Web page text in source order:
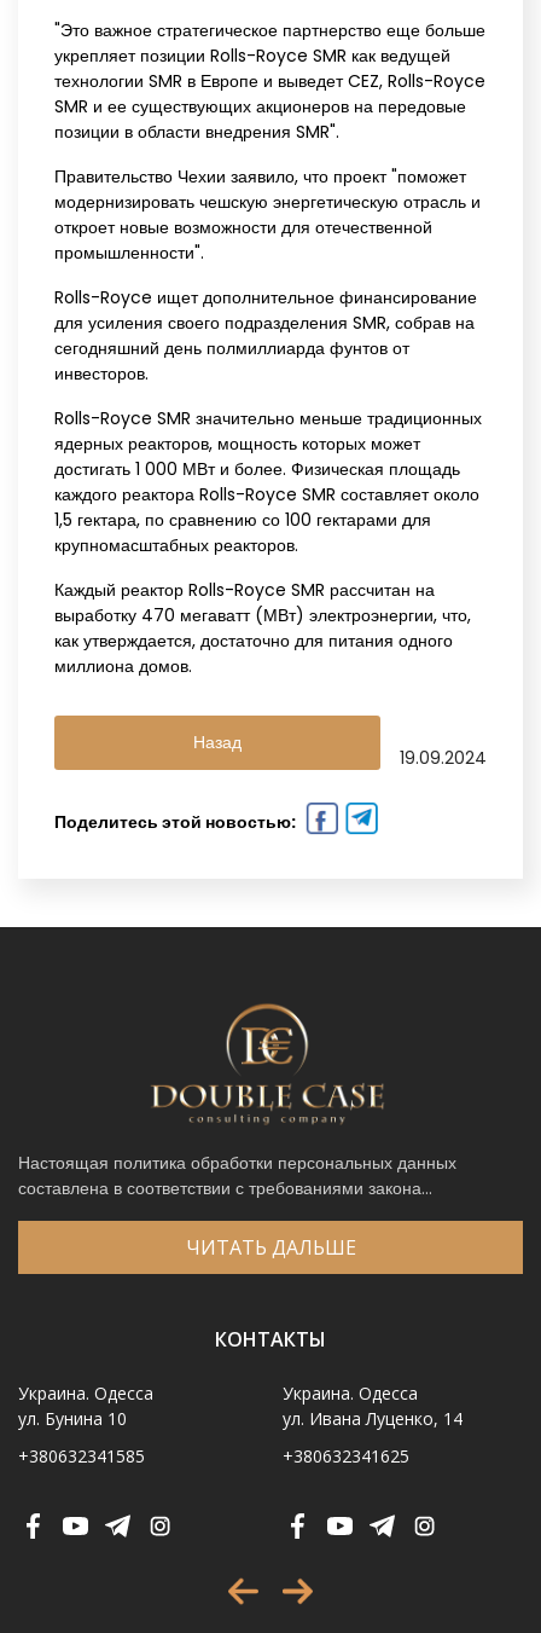
"Это важное стратегическое партнерство еще больше
укрепляет позиции Rolls-Royce SMR как ведущей
технологии SMR в Европе и выведет CEZ, Rolls-Royce
SMR и ее существующих акционеров на передовые
позиции в области внедрения SMR".
Правительство Чехии заявило, что проект "поможет
модернизировать чешскую энергетическую отрасль и
откроет новые возможности для отечественной
промышленности".
Rolls-Royce ищет дополнительное финансирование
для усиления своего подразделения SMR, собрав на
сегодняшний день полмиллиарда фунтов от
инвесторов.
Rolls-Royce SMR значительно меньше традиционных
ядерных реакторов, мощность которых может
достигать 1 000 МВт и более. Физическая площадь
каждого реактора Rolls-Royce SMR составляет около
1,5 гектара, по сравнению со 100 гектарами для
крупномасштабных реакторов.
Каждый реактор Rolls-Royce SMR рассчитан на
выработку 470 мегаватт (МВт) электроэнергии, что,
как утверждается, достаточно для питания одного
миллиона домов.
Назад
19.09.2024
Поделитесь этой новостью:
Настоящая политика обработки персональных данных
составлена в соответствии с требованиями закона...
ЧИТАТЬ ДАЛЬШЕ
КОНТАКТЫ
Украина. Одесса
ул. Бунина 10
+380632341585
Украина. Одесса
ул. Ивана Луценко, 14
+380632341625